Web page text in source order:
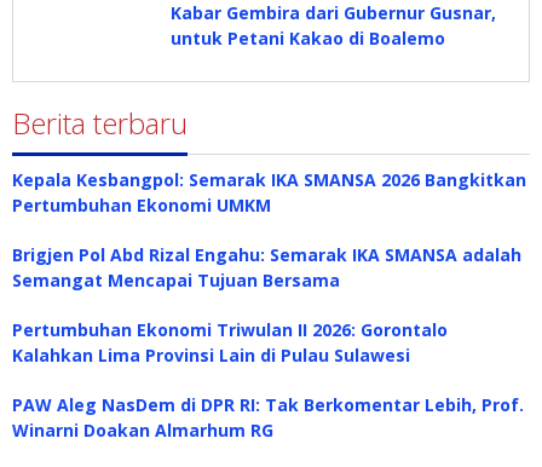
Kabar Gembira dari Gubernur Gusnar,
untuk Petani Kakao di Boalemo
Berita terbaru
Kepala Kesbangpol: Semarak IKA SMANSA 2026 Bangkitkan
Pertumbuhan Ekonomi UMKM
Brigjen Pol Abd Rizal Engahu: Semarak IKA SMANSA adalah
Semangat Mencapai Tujuan Bersama
Pertumbuhan Ekonomi Triwulan II 2026: Gorontalo
Kalahkan Lima Provinsi Lain di Pulau Sulawesi
PAW Aleg NasDem di DPR RI: Tak Berkomentar Lebih, Prof.
Winarni Doakan Almarhum RG